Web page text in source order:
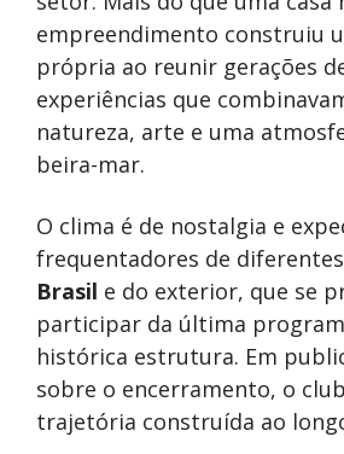
empreendimento construiu
própria ao reunir gerações
experiências que
natureza, arte e uma
beira-mar.
O clima é de nostalgia e
frequentadores de
Brasil e do exterior, que se
participar da última
histórica estrutura. Em
sobre o encerramento, o
trajetória construída ao